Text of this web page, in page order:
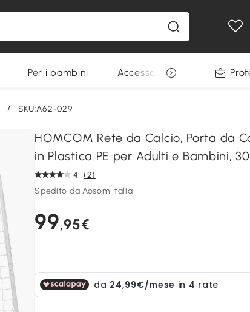
Per i bambini Accessori per animali
/ SKU:A62-029
HOMCOM Rete da Calcio, Porta da
in Plastica PE per Adulti e Bambini,
4 (2)
Spedito da Aosom Italia
99,95€